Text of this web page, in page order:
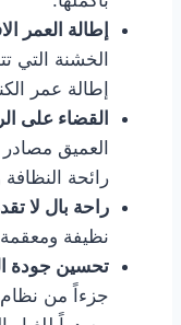
إطالة العمر
الخشنة التي
إطالة عمر
القضاء على
العميق مصادر
رائحة النظافة
راحة بال لا
نظيفة ومعقمة
تحسين جودة
جزءاً من